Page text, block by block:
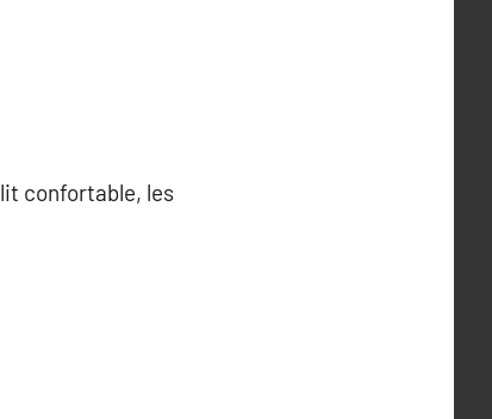
lit confortable, les